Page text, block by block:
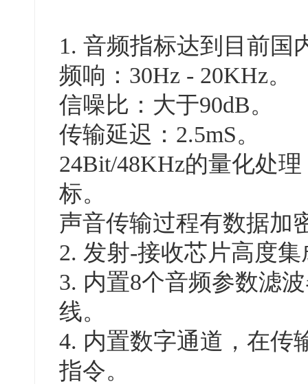
1. 音频指标达到目前国
频响：30Hz - 20KHz。
信噪比：大于90dB。
传输延迟：2.5mS。
24Bit/48KHz的量化处
标。
声音传输过程有数据加
2. 发射-接收芯片高度
3. 内置8个音频参数滤
线。
4. 内置数字通道，在传
指令。